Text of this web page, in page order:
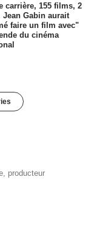
carrière, 155 films, 2
Jean Gabin aurait
faire un film avec"
du cinéma
producteur